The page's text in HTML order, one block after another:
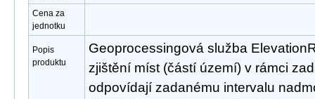
Cena za
jednotku
Popis
produktu
Geoprocessingová služba
zjištění míst (částí území) v rámci
odpovídají zadanému intervalu